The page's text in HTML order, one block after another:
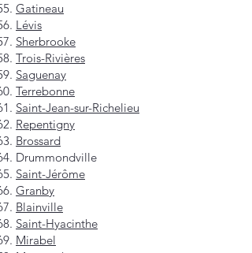
Gatineau
Lévis
Sherbrooke
Trois-Rivières
Saguenay
Terrebonne
Saint-Jean-sur-Richelieu
Repentigny
Brossard
Drummondville
Saint-Jérôme
Granby
Blainville
Saint-Hyacinthe
Mirabel